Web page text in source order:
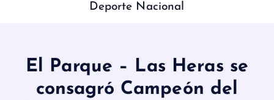
Deporte Nacional
El Parque – Las Heras se
consagró Campeón del